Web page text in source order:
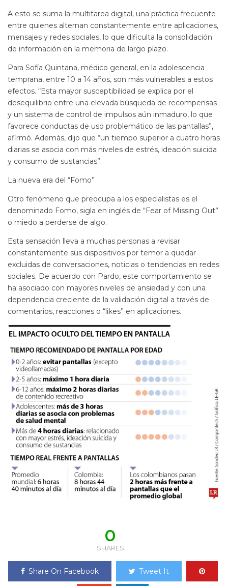
A esto se suma la multitarea digital, una práctica frecuente
entre quienes alternan constantemente entre aplicaciones,
mensajes y redes sociales, lo que dificulta la consolidación
de información en la memoria de largo plazo.
Para Sofía Quintana, médico general, en la adolescencia
temprana, entre 10 a 14 años, son más vulnerables a estos
efectos. “Esta mayor susceptibilidad se explica por el
desequilibrio entre una elevada búsqueda de recompensas
y un sistema de control de impulsos aún inmaduro, lo que
favorece conductas de uso problemático de las pantallas”,
afirmó. Además, dijo que “un tiempo superior a cuatro horas
diarias se asocia con más niveles de estrés, ideación suicida
y consumo de sustancias”.
La nueva era del “Fomo”
Otro fenómeno que preocupa a los especialistas es el
denominado Fomo, sigla en inglés de “Fear of Missing Out”
o miedo a perderse de algo.
Esta sensación lleva a muchas personas a revisar
constantemente sus dispositivos por temor a quedar
excluidas de conversaciones, noticias o tendencias en redes
sociales. De acuerdo con Pardo, este comportamiento se
ha asociado con mayores niveles de ansiedad y con una
dependencia creciente de la validación digital a través de
comentarios, reacciones o “likes” en aplicaciones.
0
SHARES
Share On Facebook Tweet It